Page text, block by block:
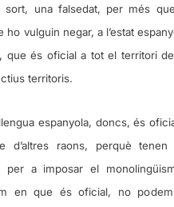
sort, una falsedat, per més
ho vulguin negar, a l’estat
que és oficial a tot el territori
territoris.
espanyola, doncs, és
d’altres raons, perquè
per a imposar el
en que és oficial, no